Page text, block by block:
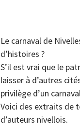
Le carnaval de
d’histoires ?
S’il est vrai que le
laisser à d’autres
privilège d’un
Voici des extraits de
d’auteurs nivellois.